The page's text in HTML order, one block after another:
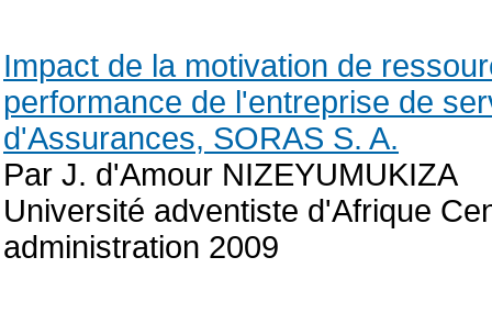
Impact de la motivation de
performance de l'entreprise de
d'Assurances, SORAS S. A.
Par J. d'Amour NIZEYUMUKIZA
Université adventiste d'Afrique
administration 2009